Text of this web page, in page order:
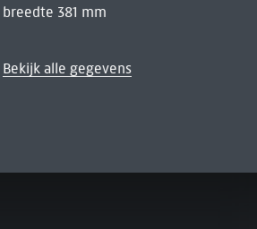
breedte 381 mm
Bekijk alle gegevens